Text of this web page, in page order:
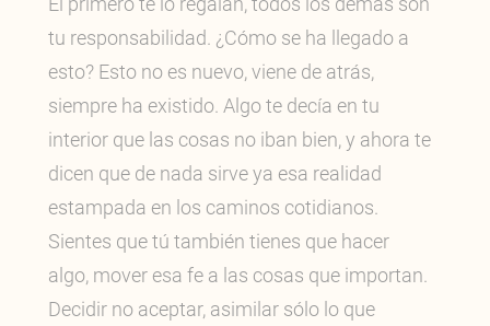
tu responsabilidad. ¿Cómo se ha llegado a
esto? Esto no es nuevo, viene de atrás,
siempre ha existido. Algo te decía en tu
interior que las cosas no iban bien, y ahora te
dicen que de nada sirve ya esa realidad
estampada en los caminos cotidianos.
Sientes que tú también tienes que hacer
algo, mover esa fe a las cosas que importan.
Decidir no aceptar, asimilar sólo lo que